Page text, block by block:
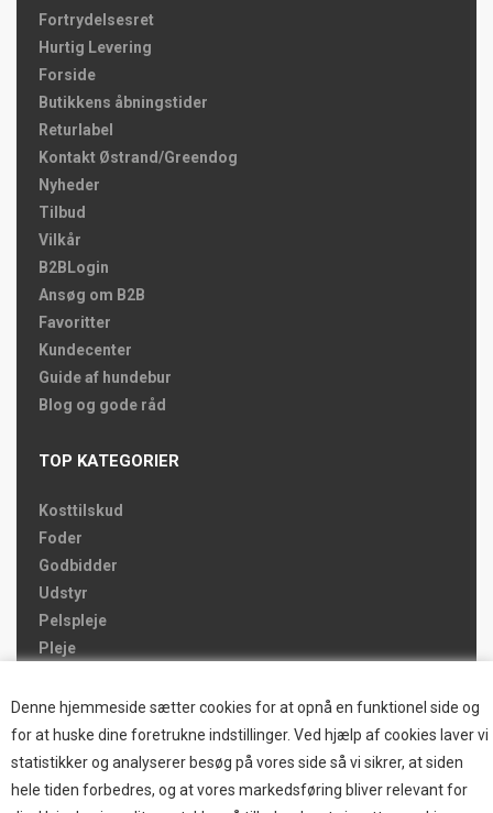
Denne hjemmeside sætter cookies for at opnå en funktionel side og
for at huske dine foretrukne indstillinger. Ved hjælp af cookies laver vi
statistikker og analyserer besøg på vores side så vi sikrer, at siden
hele tiden forbedres, og at vores markedsføring bliver relevant for
Fortrydelsesret
Hurtig Levering
Forside
Butikkens åbningstider
Returlabel
Kontakt Østrand/Greendog
Nyheder
Tilbud
Vilkår
B2BLogin
Ansøg om B2B
Favoritter
Kundecenter
Guide af hundebur
Blog og gode råd
TOP KATEGORIER
Kosttilskud
Foder
Godbidder
Udstyr
Pelspleje
Pleje
Brands
TOP BRANDS
HOKAMIX